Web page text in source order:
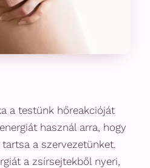
a testünk hőreakcióját
használ arra, hogy
a szervezetünket.
a zsírsejtekből nyeri,